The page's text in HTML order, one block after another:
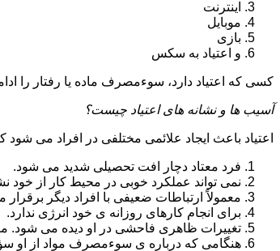
اینترنت
موبایل
بازی
و اعتیاد به سکس
کسی که اعتیاد دارد، سوءمصرف ماده یا رفتار را
آسیب ها و نشانه های اعتیاد چیست؟
اعتیاد باعث ایجاد علائمی مختلفی در افراد می شود
فرد معتاد دچار افت تحصیلی شدید می شود.
نمی تواند عملکرد خوبی در محیط کار از خود
معمولاً ارتباطات ضعیفی با افراد دیگر
برای انجام کارهای روزانه ی خود انرژی ندارد.
تغییرات ظاهری فاحشی در او دیده می شود.
هنگامی که درباره ی سوءمصرف مواد از او